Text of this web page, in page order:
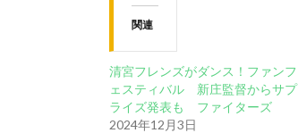
関連
清宮フレンズがダンス！ファンフ
ェスティバル 新庄監督からサプ
ライズ発表も ファイターズ
2024年12月3日